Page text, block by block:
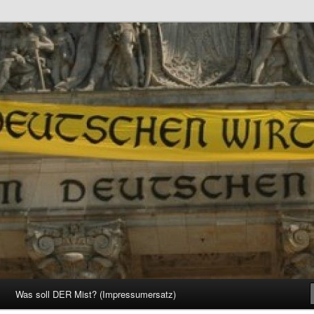
Was soll DER Mist? (Impressumersatz)